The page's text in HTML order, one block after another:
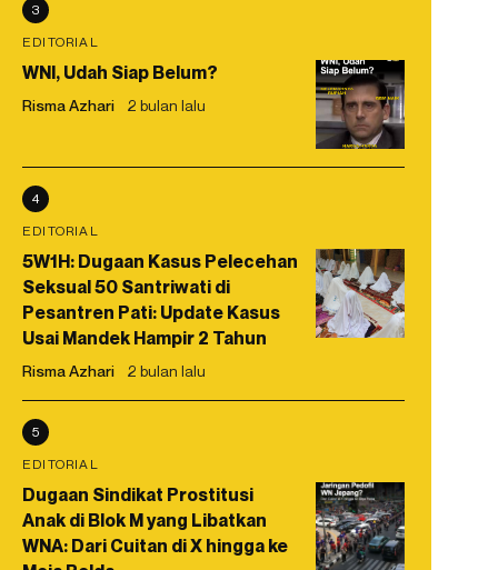
3
EDITORIAL
WNI, Udah Siap Belum?
Risma Azhari 2 bulan lalu
4
EDITORIAL
5W1H: Dugaan Kasus Pelecehan
Seksual 50 Santriwati di
Pesantren Pati: Update Kasus
Usai Mandek Hampir 2 Tahun
Risma Azhari 2 bulan lalu
5
EDITORIAL
Dugaan Sindikat Prostitusi
Anak di Blok M yang Libatkan
WNA: Dari Cuitan di X hingga ke